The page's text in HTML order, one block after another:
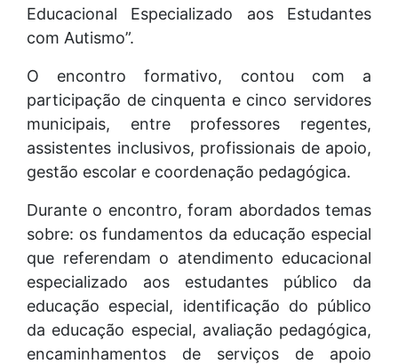
Educacional Especializado aos Estudantes
com Autismo”.
O encontro formativo, contou com a
participação de cinquenta e cinco servidores
municipais, entre professores regentes,
assistentes inclusivos, profissionais de apoio,
gestão escolar e coordenação pedagógica.
Durante o encontro, foram abordados temas
sobre: os fundamentos da educação especial
que referendam o atendimento educacional
especializado aos estudantes público da
educação especial, identificação do público
da educação especial, avaliação pedagógica,
encaminhamentos de serviços de apoio